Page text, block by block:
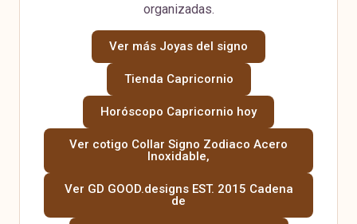
organizadas.
Ver más Joyas del signo
Tienda Capricornio
Horóscopo Capricornio hoy
Ver cotigo Collar Signo Zodiaco Acero
Inoxidable,
Ver GD GOOD.designs EST. 2015 Cadena
de